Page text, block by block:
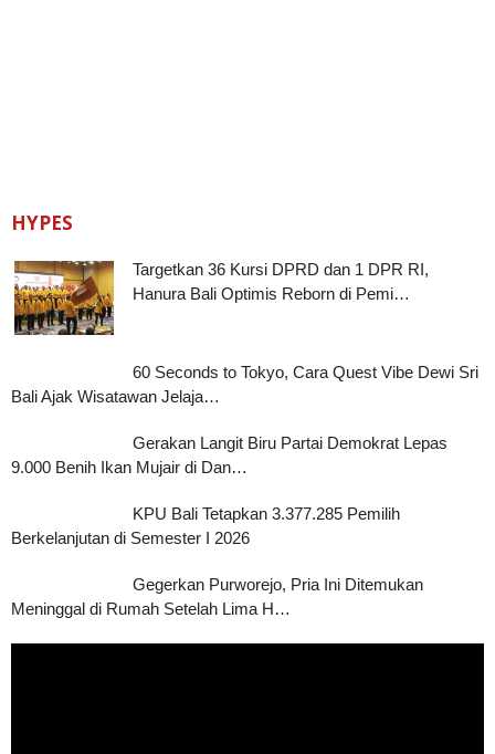
HYPES
Targetkan 36 Kursi DPRD dan 1 DPR RI,
Hanura Bali Optimis Reborn di Pemi…
60 Seconds to Tokyo, Cara Quest Vibe Dewi Sri
Bali Ajak Wisatawan Jelaja…
Gerakan Langit Biru Partai Demokrat Lepas
9.000 Benih Ikan Mujair di Dan…
KPU Bali Tetapkan 3.377.285 Pemilih
Berkelanjutan di Semester I 2026
Gegerkan Purworejo, Pria Ini Ditemukan
Meninggal di Rumah Setelah Lima H…